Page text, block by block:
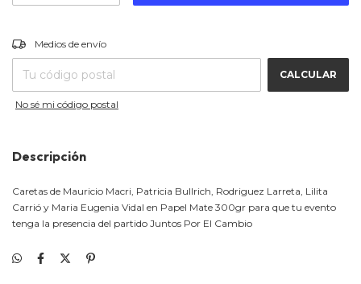
Entregas para el CP:
Medios de envío
CALCULAR
No sé mi código postal
Descripción
Caretas de Mauricio Macri, Patricia Bullrich, Rodriguez Larreta, Lilita
Carrió y Maria Eugenia Vidal en Papel Mate 300gr para que tu evento
tenga la presencia del partido Juntos Por El Cambio